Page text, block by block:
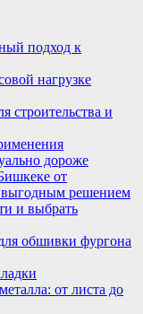
подход к
нагрузке
строительства и
дороже
от
выгодным решением
и выбрать
обшивки фургона
от листа до